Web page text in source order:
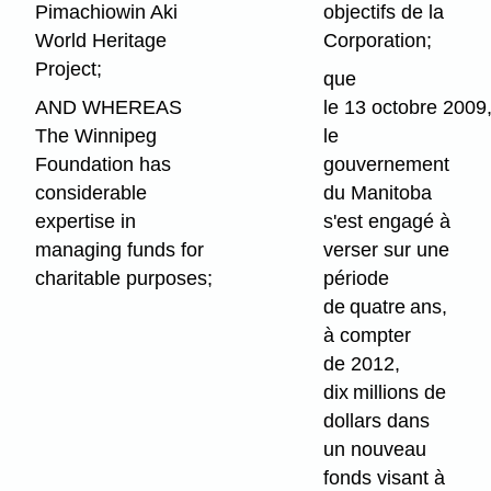
Pimachiowin Aki
World Heritage
Project;
AND WHEREAS
The Winnipeg
Foundation has
considerable
expertise in
managing funds for
charitable purposes;
objectifs de la
Corporation;
que
le 13 octobre
le
gouvernement
du Manitoba
s'est engagé à
verser sur une
période
de quatre ans,
à compter
de 2012,
dix millions de
dollars dans
un nouveau
fonds visant à